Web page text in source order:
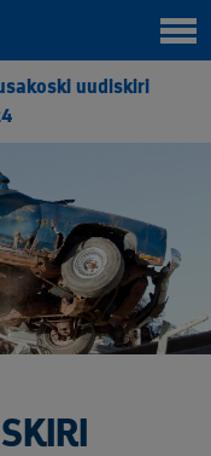
uudiskiri